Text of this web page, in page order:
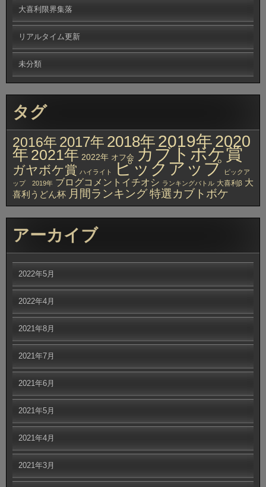
大喜利限界集落
リアルタイム更新
未分類
タグ
2016年 2017年 2018年 2019年2020
年 2021年 2022年 オフ会 カブトボケ賞
ガヤボケ賞 ハイライト ピックアップ ピックア
ップ 2019年 ブログコメントイチオシ ランキングバトル 大喜利β 大
喜利うどん杯 月間ランキング特選カブトボケ
アーカイブ
2022年5月
2022年4月
2021年8月
2021年7月
2021年6月
2021年5月
2021年4月
2021年3月